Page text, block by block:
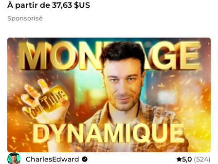
À partir de 37,63 $US
Sponsorisé
CharlesEdward 5,0 (524)